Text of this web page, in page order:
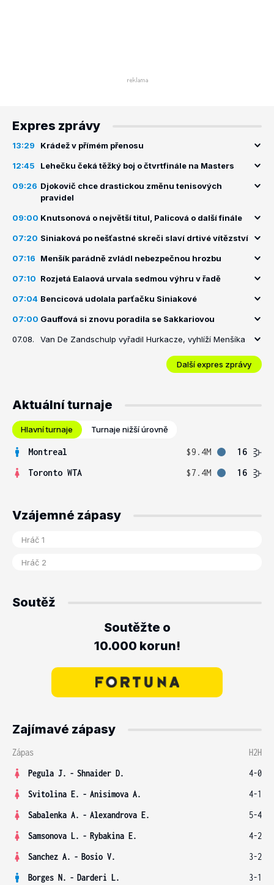
Expres zprávy
13:29 Krádež v přímém přenosu
12:45 Lehečku čeká těžký boj o čtvrtfinále na Masters
09:26 Djokovič chce drastickou změnu tenisových
pravidel
09:00 Knutsonová o největší titul, Palicová o další finále
07:20 Siniaková po nešťastné skreči slaví drtivé vítězství
07:16 Menšík parádně zvládl nebezpečnou hrozbu
07:10 Rozjetá Ealaová urvala sedmou výhru v řadě
07:04 Bencicová udolala parťačku Siniakové
07:00 Gauffová si znovu poradila se Sakkariovou
07.08. Van De Zandschulp vyřadil Hurkacze, vyhlíží Menšíka
Další expres zprávy
Aktuální turnaje
Hlavní turnaje Turnaje nižší úrovně
Montreal $9.4M
16
Toronto WTA
$7.4M 16
Vzájemné zápasy
Soutěž
Soutěžte o
10.000 korun!
Zajímavé zápasy
Zápas
H2H
Pegula J. - Shnaider D.
4-0
Svitolina E. - Anisimova A.
4-1
Sabalenka A. - Alexandrova E.
5-4
Samsonova L. - Rybakina E.
4-2
Sanchez A. - Bosio V.
3-2
Borges N. - Darderi L. 3-1